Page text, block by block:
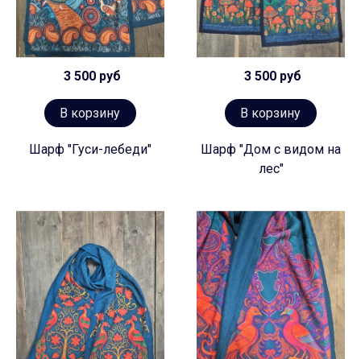
3 500 руб
В корзину
Шарф "Гуси-лебеди"
3 500 руб
В корзину
Шарф "Дом с видом на
лес"